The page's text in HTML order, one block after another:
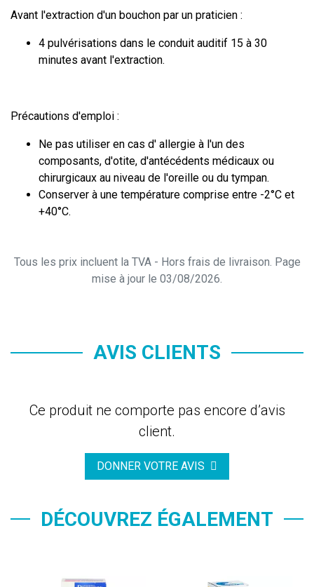
Avant l'extraction d'un bouchon par un praticien :
4 pulvérisations dans le conduit auditif 15 à 30
minutes avant l'extraction.
Précautions d'emploi :
Ne pas utiliser en cas d' allergie à l'un des
composants, d'otite, d'antécédents médicaux ou
chirurgicaux au niveau de l'oreille ou du tympan.
Conserver à une température comprise entre -2°C et
+40°C.
Tous les prix incluent la TVA - Hors frais de livraison. Page
mise à jour le 03/08/2026.
AVIS CLIENTS
Ce produit ne comporte pas encore d’avis
client.
DONNER VOTRE AVIS
DÉCOUVREZ ÉGALEMENT